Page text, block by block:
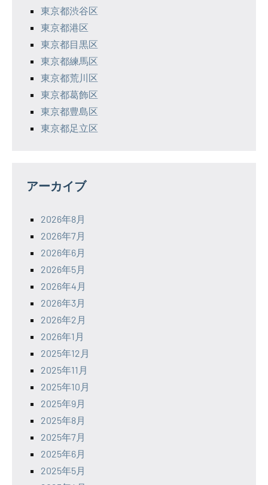
東京都渋谷区
東京都港区
東京都目黒区
東京都練馬区
東京都荒川区
東京都葛飾区
東京都豊島区
東京都足立区
アーカイブ
2026年8月
2026年7月
2026年6月
2026年5月
2026年4月
2026年3月
2026年2月
2026年1月
2025年12月
2025年11月
2025年10月
2025年9月
2025年8月
2025年7月
2025年6月
2025年5月